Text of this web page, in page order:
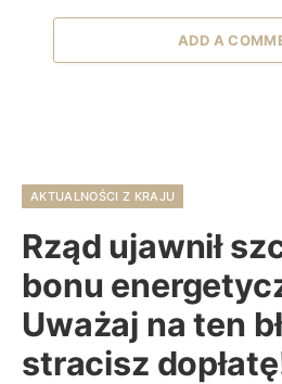
ADD A
AKTUALNOŚCI Z KRAJU
Rząd ujawnił
bonu
Uważaj na ten
stracisz